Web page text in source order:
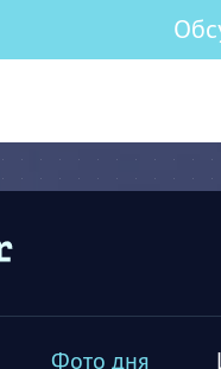
Фото дня